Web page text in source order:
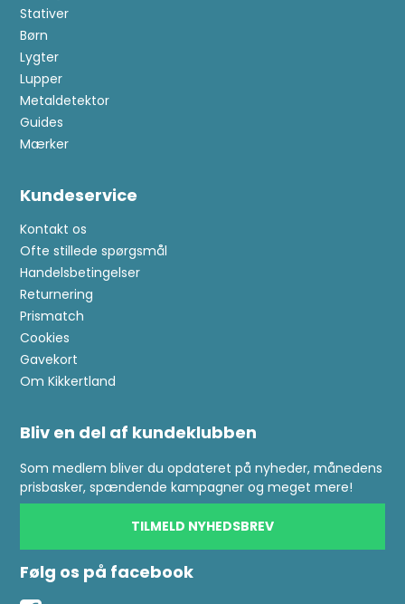
Stativer
Børn
Lygter
Lupper
Metaldetektor
Guides
Mærker
Kundeservice
Kontakt os
Ofte stillede spørgsmål
Handelsbetingelser
Returnering
Prismatch
Cookies
Gavekort
Om Kikkertland
Bliv en del af kundeklubben
Som medlem bliver du opdateret på nyheder, månedens
prisbasker, spændende kampagner og meget mere!
TILMELD NYHEDSBREV
Følg os på facebook